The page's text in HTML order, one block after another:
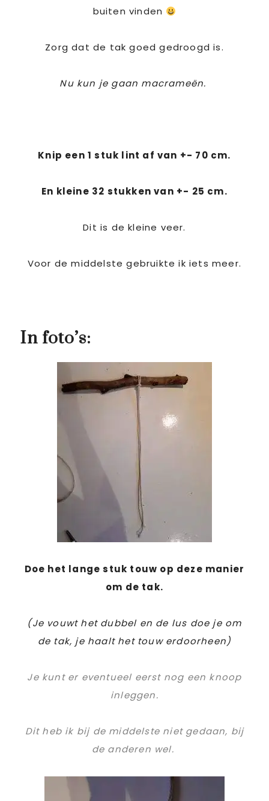
buiten vinden
Zorg dat de tak goed gedroogd is.
Nu kun je gaan macrameën.
Knip een 1 stuk lint af van +- 70 cm.
En kleine 32 stukken van +- 25 cm.
Dit is de kleine veer.
Voor de middelste gebruikte ik iets meer.
In foto’s:
Doe het lange stuk touw op deze manier
om de tak.
(Je vouwt het dubbel en de lus doe je om
de tak, je haalt het touw erdoorheen)
Je kunt er eventueel eerst nog een knoop
inleggen.
Dit heb ik bij de middelste niet gedaan, bij
de anderen wel.